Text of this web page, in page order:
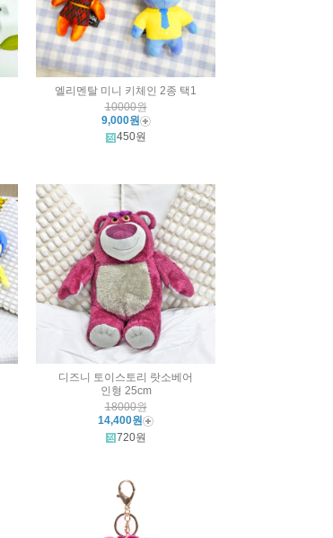
엘리멘탈 미니 키체인 2종 택1
10000원
9,000원
450원
디즈니 토이스토리 랏소베어
인형 25cm
18000원
14,400원
720원